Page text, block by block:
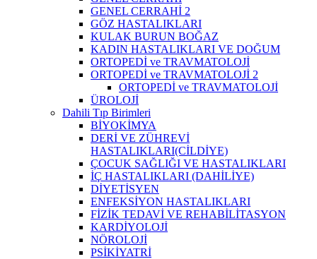
GENEL CERRAHİ 2
GÖZ HASTALIKLARI
KULAK BURUN BOĞAZ
KADIN HASTALIKLARI VE DOĞUM
ORTOPEDİ ve TRAVMATOLOJİ
ORTOPEDİ ve TRAVMATOLOJİ 2
ORTOPEDİ ve TRAVMATOLOJİ
ÜROLOJİ
Dahili Tıp Birimleri
BİYOKİMYA
DERİ VE ZÜHREVİ
HASTALIKLARI(CİLDİYE)
ÇOCUK SAĞLIĞI VE HASTALIKLARI
İÇ HASTALIKLARI (DAHİLİYE)
DİYETİSYEN
ENFEKSİYON HASTALIKLARI
FİZİK TEDAVİ VE REHABİLİTASYON
KARDİYOLOJİ
NÖROLOJİ
PSİKİYATRİ